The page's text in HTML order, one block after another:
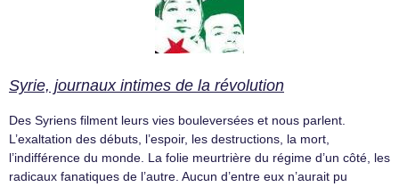
Syrie, journaux intimes de la révolution
Des Syriens filment leurs vies bouleversées et nous parlent.
L’exaltation des débuts, l’espoir, les destructions, la mort,
l’indifférence du monde. La folie meurtrière du régime d’un côté, les
radicaux fanatiques de l’autre. Aucun d’entre eux n’aurait pu